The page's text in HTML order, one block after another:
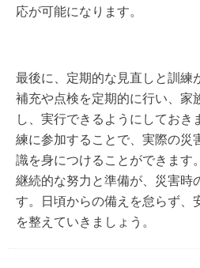
応が可能になります。
最後に、定期的な見直しと訓練
補充や点検を定期的に行い、家
し、実行できるようにしておき
練に参加することで、実際の災
識を身につけることができます。
継続的な努力と準備が、災害時
す。日頃からの備えを怠らず、
を整えていきましょう。